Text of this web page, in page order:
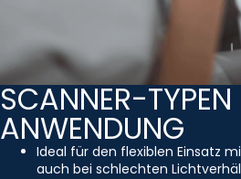
SCANNER-TYPEN
ANWENDUNG
Ideal für den flexiblen Einsatz
auch bei schlechten